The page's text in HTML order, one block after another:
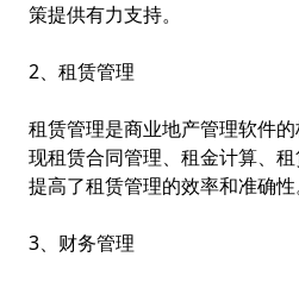
策提供有力支持。
2、租赁管理
租赁管理是商业地产管理软件
现租赁合同管理、租金计算、
提高了租赁管理的效率和准确性
3、财务管理